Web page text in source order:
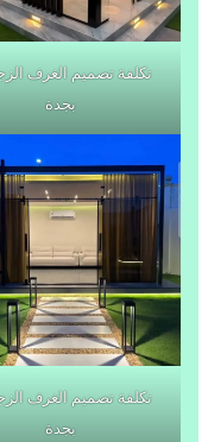
تكلفة تصميم الغرف
بجدة
تكلفة تصميم الغرف
بجدة